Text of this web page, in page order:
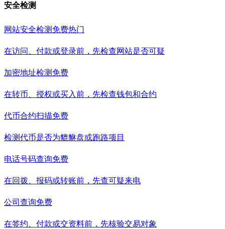
安全检测
网站安全检测 免费热门
在访问、付款或登录前，先检查网站是否可疑
加密地址检测 免费
在转币、授权或买入前，先检查钱包和合约
代币合约扫描免费
检测代币是否为貔貅盘或跑路项目
电话号码查询免费
在回拨、报码或转账前，先查可疑来电
公司查询免费
在签约、付款或交资料前，先核验交易对象